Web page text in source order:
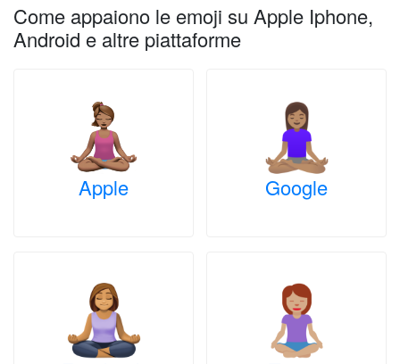
Come appaiono le emoji su Apple Iphone,
Android e altre piattaforme
Apple Google